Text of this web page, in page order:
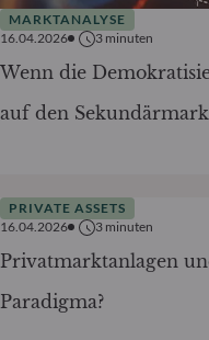
MARKTANALYSE
16.04.2026
3 minuten
Wenn die
auf den
PRIVATE ASSETS
16.04.2026
3 minuten
Privatmarktanlagen
Paradigma?